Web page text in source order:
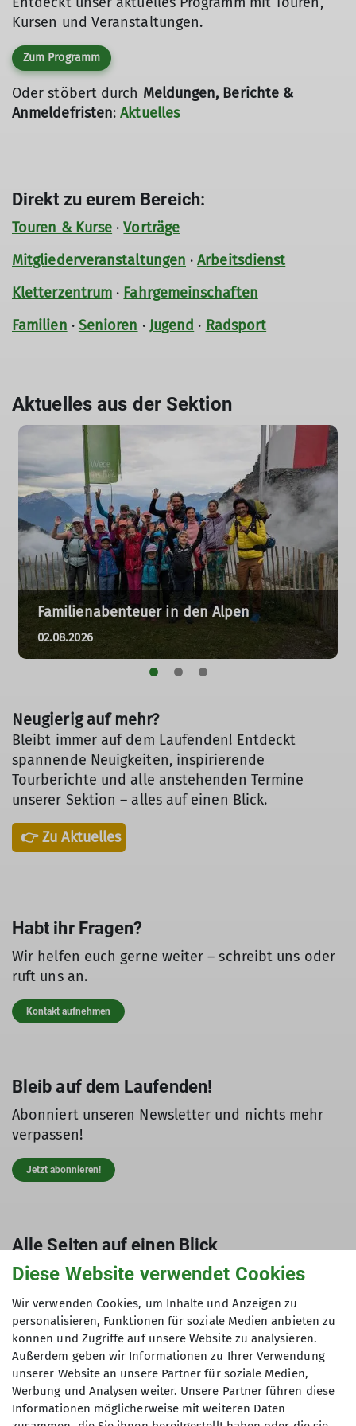
Kursen und Veranstaltungen.
Zum Programm
Oder stöbert durch Meldungen, Berichte &
Anmeldefristen:Aktuelles
Direkt zu eurem Bereich:
Touren & Kurse ·Vorträge
Mitgliederveranstaltungen ·Arbeitsdienst
Kletterzentrum · Fahrgemeinschaften
Familien · Senioren · Jugend · Radsport
Aktuelles aus der Sektion
Familienabenteuer in den Alpen
02.08.2026
Neugierig auf mehr?
Bleibt immer auf dem Laufenden! Entdeckt
spannende Neuigkeiten, inspirierende
Tourberichte und alle anstehenden Termine
unserer Sektion – alles auf einen Blick.
👉 Zu Aktuelles
Habt ihr Fragen?
Wir helfen euch gerne weiter – schreibt uns oder
ruft uns an.
Kontakt aufnehmen
Bleib auf dem Laufenden!
Abonniert unseren Newsletter und nichts mehr
verpassen!
Jetzt abonnieren!
Alle Seiten auf einen Blick
Entdeckt alle Inhalte unserer DAV Sektion – von
Zur Seitenübersicht
Diese Website verwendet Cookies
Wir verwenden Cookies, um Inhalte und Anzeigen zu
personalisieren, Funktionen für soziale Medien anbieten zu
können und Zugriffe auf unsere Website zu analysieren.
Außerdem geben wir Informationen zu Ihrer Verwendung
unserer Website an unsere Partner für soziale Medien,
Werbung und Analysen weiter. Unsere Partner führen diese
Informationen möglicherweise mit weiteren Daten